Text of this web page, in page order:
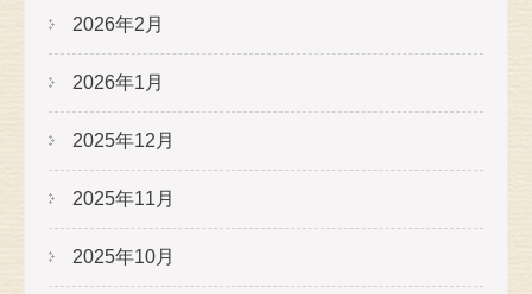
2026年2月
2026年1月
2025年12月
2025年11月
2025年10月